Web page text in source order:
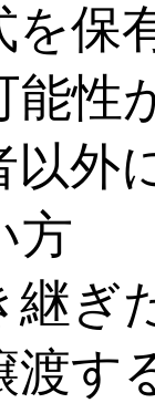
を保
能性
以外
方
継ぎ
渡す